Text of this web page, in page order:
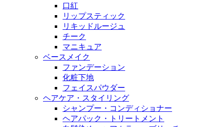
口紅
リップスティック
リキッドルージュ
チーク
マニキュア
ベースメイク
ファンデーション
化粧下地
フェイスパウダー
ヘアケア・スタイリング
シャンプー・コンディショナー
ヘアパック・トリートメント